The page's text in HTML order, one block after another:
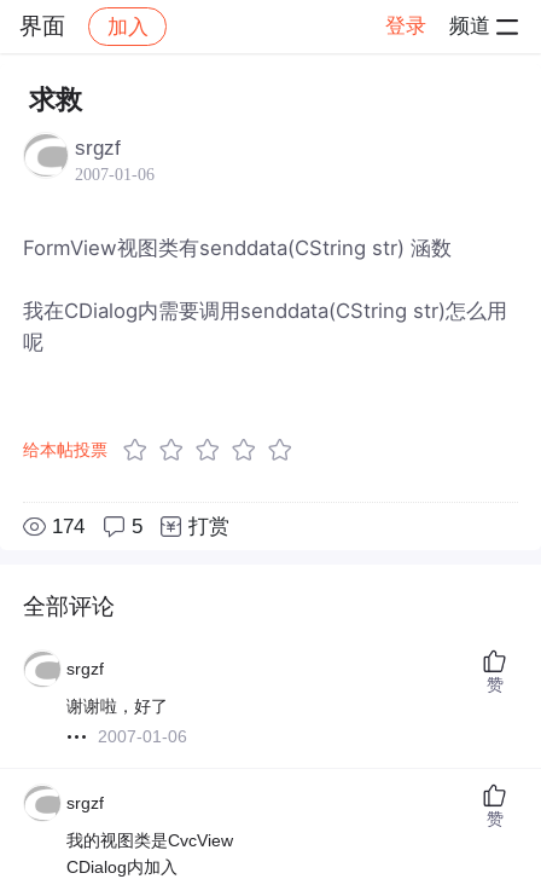
界面 加入 登录 频道
社区
求救
srgzf
2007-01-06
FormView视图类有senddata(CString str) 涵数
我在CDialog内需要调用senddata(CString str)怎么用
呢
给本帖投票
174 5 打赏
全部评论
srgzf
谢谢啦，好了
2007-01-06
赞
srgzf
我的视图类是CvcView
CDialog内加入
赞